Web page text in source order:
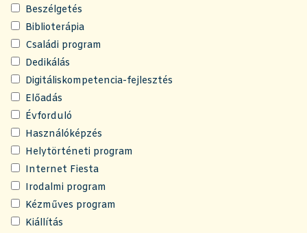
Beszélgetés
Biblioterápia
Családi program
Dedikálás
Digitáliskompetencia-fejlesztés
Előadás
Évforduló
Használóképzés
Helytörténeti program
Internet Fiesta
Irodalmi program
Kézműves program
Kiállítás